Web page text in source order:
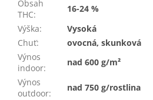
Obsah
THC:
16-24 %
Výška:
Vysoká
Chuť:
ovocná, skunková
Výnos
indoor:
nad 600 g/m²
Výnos
outdoor:
nad 750 g/rostlina